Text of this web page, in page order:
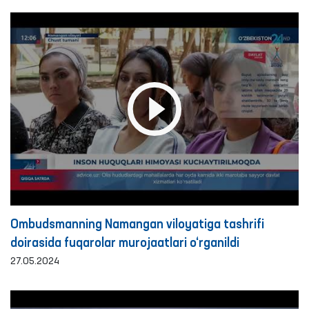
Ombudsmanning Namangan viloyatiga tashrifi
doirasida fuqarolar murojaatlari o‘rganildi
27.05.2024